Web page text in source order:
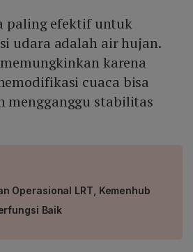
paling efektif untuk
udara adalah air hujan.
karena
cuaca bisa
mengganggu stabilitas
Operasional LRT, Kemenhub
Baik